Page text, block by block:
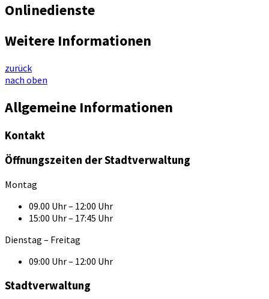
Onlinedienste
Weitere Informationen
zurück
nach oben
Allgemeine Informationen
Kontakt
Öffnungszeiten der Stadtverwaltung
Montag
09.00 Uhr – 12:00 Uhr
15:00 Uhr – 17:45 Uhr
Dienstag – Freitag
09:00 Uhr – 12:00 Uhr
Stadtverwaltung